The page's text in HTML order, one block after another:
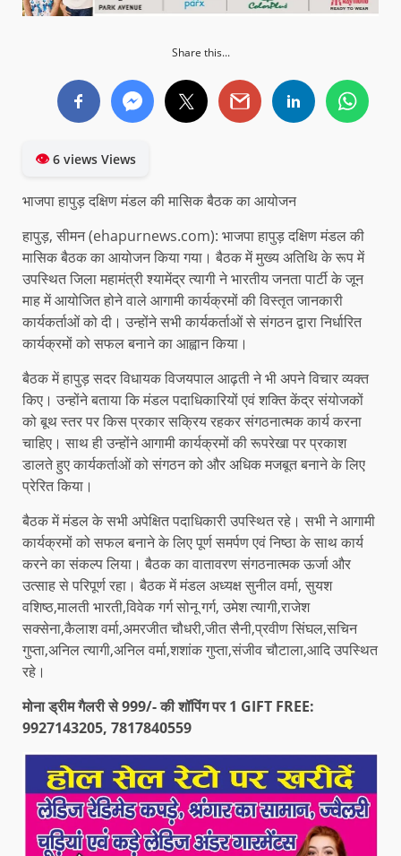
Share this...
👁6 views Views
भाजपा हापुड़ दक्षिण मंडल की मासिक बैठक का आयोजन
हापुड़, सीमन (ehapurnews.com): भाजपा हापुड़ दक्षिण मंडल की
मासिक बैठक का आयोजन किया गया। बैठक में मुख्य अतिथि के रूप में
उपस्थित जिला महामंत्री श्यामेंद्र त्यागी ने भारतीय जनता पार्टी के जून
माह में आयोजित होने वाले आगामी कार्यक्रमों की विस्तृत जानकारी
कार्यकर्ताओं को दी। उन्होंने सभी कार्यकर्ताओं से संगठन द्वारा निर्धारित
कार्यक्रमों को सफल बनाने का आह्वान किया।
बैठक में हापुड़ सदर विधायक विजयपाल आढ़ती ने भी अपने विचार व्यक्त
किए। उन्होंने बताया कि मंडल पदाधिकारियों एवं शक्ति केंद्र संयोजकों
को बूथ स्तर पर किस प्रकार सक्रिय रहकर संगठनात्मक कार्य करना
चाहिए। साथ ही उन्होंने आगामी कार्यक्रमों की रूपरेखा पर प्रकाश
डालते हुए कार्यकर्ताओं को संगठन को और अधिक मजबूत बनाने के लिए
प्रेरित किया।
बैठक में मंडल के सभी अपेक्षित पदाधिकारी उपस्थित रहे। सभी ने आगामी
कार्यक्रमों को सफल बनाने के लिए पूर्ण समर्पण एवं निष्ठा के साथ कार्य
करने का संकल्प लिया। बैठक का वातावरण संगठनात्मक ऊर्जा और
उत्साह से परिपूर्ण रहा। बैठक में मंडल अध्यक्ष सुनील वर्मा, सुयश
वशिष्ठ,मालती भारती,विवेक गर्ग सोनू गर्ग, उमेश त्यागी,राजेश
सक्सेना,कैलाश वर्मा,अमरजीत चौधरी,जीत सैनी,प्रवीण सिंघल,सचिन
गुप्ता,अनिल त्यागी,अनिल वर्मा,शशांक गुप्ता,संजीव चौटाला,आदि उपस्थित
रहे।
मोना ड्रीम गैलरी से 999/- की शॉपिंग पर 1 GIFT FREE:
9927143205, 7817840559